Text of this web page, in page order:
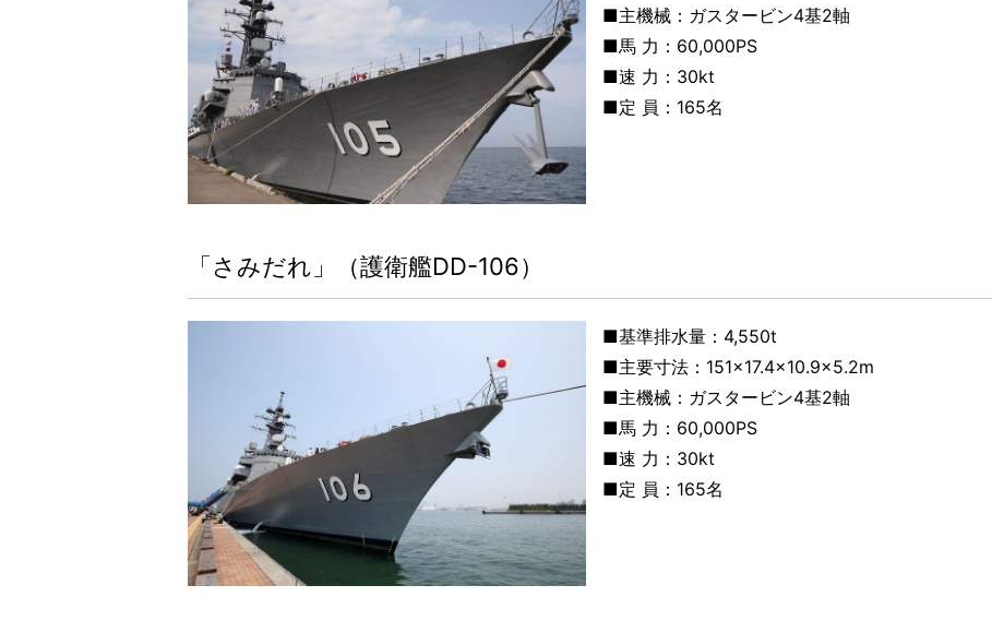
■主機械：ガスタービン4基2軸
■馬 力：60,000PS
■速 力：30kt
■定 員：165名
「さみだれ」（護衛艦DD-106）
■基準排水量： 4,550t
■主要寸法： 151×17.4×10.9×5.2m
■主機械： ガスタービン4基2軸
■馬 力： 60,000PS
■速 力： 30kt
■定 員： 165名